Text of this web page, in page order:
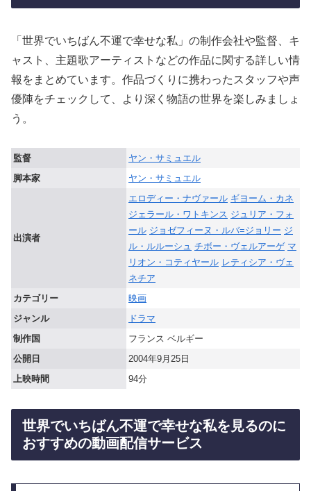
「世界でいちばん不運で幸せな私」の制作会社や監督、キ
ャスト、主題歌アーティストなどの作品に関する詳しい情
報をまとめています。作品づくりに携わったスタッフや声
優陣をチェックして、より深く物語の世界を楽しみましょ
う。
監督
ヤン・サミュエル
脚本家
ヤン・サミュエル
出演者
エロディー・ナヴァール ギヨーム・カネ
ジェラール・ワトキンス ジュリア・フォ
ール ジョゼフィーヌ・ルバ=ジョリー ジ
ル・ルルーシュ チボー・ヴェルアーゲ マ
リオン・コティヤール レティシア・ヴェ
ネチア
カテゴリー
映画
ジャンル
ドラマ
制作国
フランス ベルギー
公開日
2004年9月25日
上映時間
94分
世界でいちばん不運で幸せな私を見るのに
おすすめの動画配信サービス